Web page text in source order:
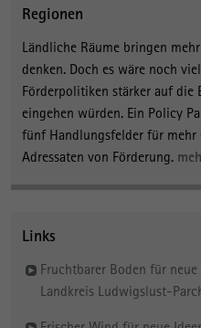
Regionen
Ländliche Räume bringen
denken. Doch es wäre noch
Förderpolitiken stärker auf die
eingehen würden. Ein Policy
fünf Handlungsfelder für
Adressaten von Förderung.
Links
Fruchtbarer Boden für
Landkreis Ludwigslust-